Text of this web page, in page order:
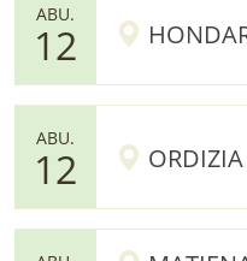
ABU.
12
ABU.
12